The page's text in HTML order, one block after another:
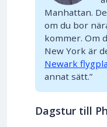
Manhattan.
om du bor
kommer. Om
New York är
Newark
annat sätt.”
Dagstur till